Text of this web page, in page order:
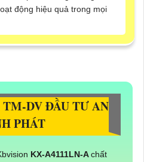
động hiệu quả trong mọi
DV ĐẦU TƯ AN
PHÁT
KX-A4111LN-Achất